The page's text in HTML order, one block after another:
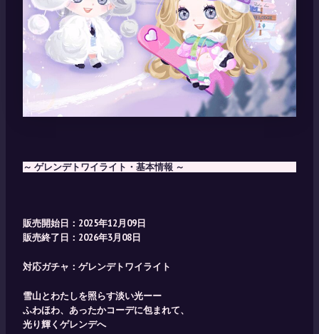
～ ゲレンデトワイライト・基本情報 ～
販売開始日：2025年12月09日
販売終了日：2026年3月08日
対応ガチャ：ゲレンデトワイライト
雪山とわたしを照らす淡い光ーー
ふわほわ、あったかコーデに包まれて、
光り輝くゲレンデへ